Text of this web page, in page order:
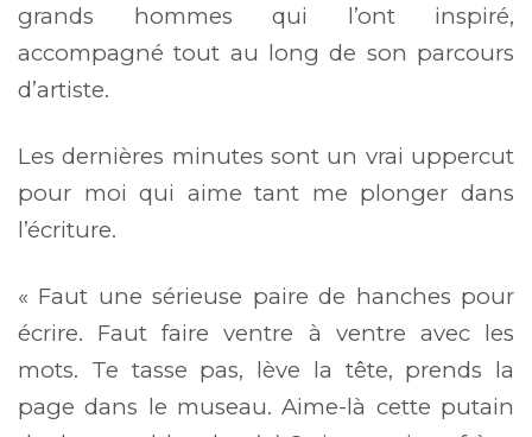
grands hommes qui l’ont inspiré,
accompagné tout au long de son parcours
d’artiste.
Les dernières minutes sont un vrai uppercut
pour moi qui aime tant me plonger dans
l’écriture.
« Faut une sérieuse paire de hanches pour
écrire. Faut faire ventre à ventre avec les
mots. Te tasse pas, lève la tête, prends la
page dans le museau. Aime-là cette putain